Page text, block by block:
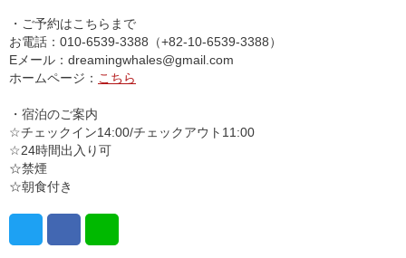
・ご予約はこちらまで
お電話：010-6539-3388（+82-10-6539-3388）
Eメール：dreamingwhales@gmail.com
ホームページ： こちら
・宿泊のご案内
☆チェックイン14:00/チェックアウト11:00
☆24時間出入り可
☆禁煙
☆朝食付き